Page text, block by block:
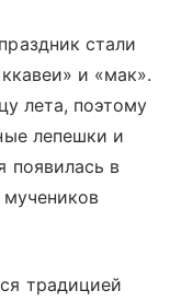
стали
и «мак».
лета, поэтому
лепешки и
появилась в
традицией